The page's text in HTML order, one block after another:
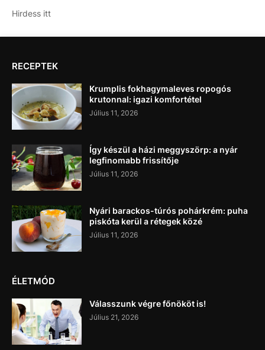
Hirdess itt
RECEPTEK
Krumplis fokhagymaleves ropogós
krutonnal: igazi komfortétel
Július 11, 2026
Így készül a házi meggyszörp: a nyár
legfinomabb frissítője
Július 11, 2026
Nyári barackos-túrós pohárkrém: puha
piskóta kerül a rétegek közé
Július 11, 2026
ÉLETMÓD
Válasszunk végre főnököt is!
Július 21, 2026